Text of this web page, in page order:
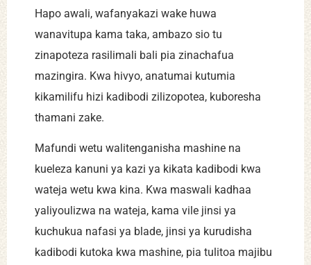
Hapo awali, wafanyakazi wake huwa
wanavitupa kama taka, ambazo sio tu
zinapoteza rasilimali bali pia zinachafua
mazingira. Kwa hivyo, anatumai kutumia
kikamilifu hizi kadibodi zilizopotea, kuboresha
thamani zake.
Mafundi wetu walitenganisha mashine na
kueleza kanuni ya kazi ya kikata kadibodi kwa
wateja wetu kwa kina. Kwa maswali kadhaa
yaliyoulizwa na wateja, kama vile jinsi ya
kuchukua nafasi ya blade, jinsi ya kurudisha
kadibodi kutoka kwa mashine, pia tulitoa majibu